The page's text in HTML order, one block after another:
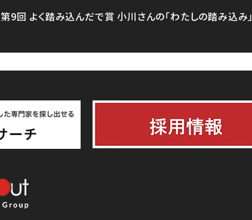
第9回 よく踏み込んだで賞 小川さんの「わたしの踏み込み」